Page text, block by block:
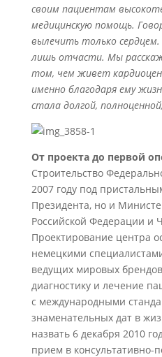
своим пациентам
медицинскую помощь.
вылечить только
лишь отчасти. Мы
том, чем живет
именно благодаря ему
стала долгой,
От проекта до первой
Строительство
2007 году под
Президента, но и
Российской Федерации и
Проектирование центра
немецкими
ведущих мировых
диагностику и лечение
с международными
знаменательных дат в
назвать 6 декабря 2010
прием в консультативно-